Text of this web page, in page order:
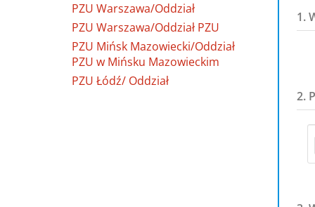
PZU Warszawa/Oddział
PZU Warszawa/Oddział PZU
PZU Mińsk Mazowiecki/Oddział
PZU w Mińsku Mazowieckim
PZU Łódź/ Oddział
1.
2.